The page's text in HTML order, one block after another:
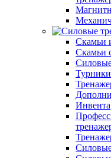
Скамьи
Скамьи